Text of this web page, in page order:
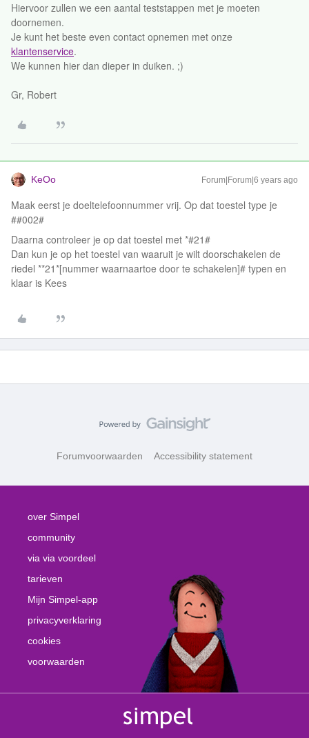
Hiervoor zullen we een aantal teststappen met je moeten
doornemen.
Je kunt het beste even contact opnemen met onze
klantenservice.
We kunnen hier dan dieper in duiken. ;)
Gr, Robert
KeOo Forum|Forum|6 years ago
Maak eerst je doeltelefoonnummer vrij. Op dat toestel type je
##002#
Daarna controleer je op dat toestel met *#21#
Dan kun je op het toestel van waaruit je wilt doorschakelen de
riedel **21*[nummer waarnaartoe door te schakelen]# typen en
klaar is Kees
Forumvoorwaarden Accessibility statement
over Simpel
community
via via voordeel
tarieven
Mijn Simpel-app
privacyverklaring
cookies
voorwaarden